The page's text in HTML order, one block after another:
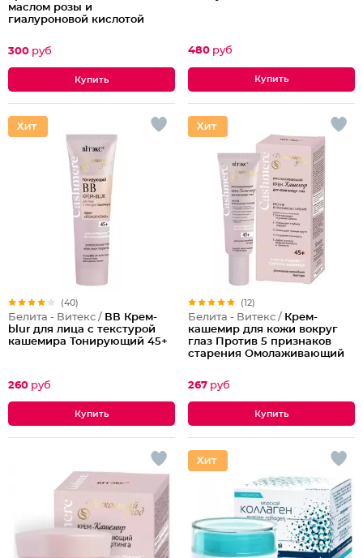
маслом розы и
гиалуроновой кислотой
300 руб 480 руб
(40)
Белита - Витекс / ВВ Крем-
blur для лица с текстурой
кашемира Тонирующий 45+
260 руб
(12)
Белита - Витекс / Крем-
кашемир для кожи вокруг
глаз Против 5 признаков
старения Омолаживающий
267 руб